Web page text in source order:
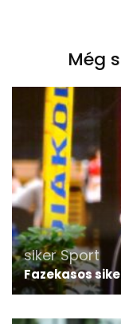
Még
siker Sport
Fazekasos